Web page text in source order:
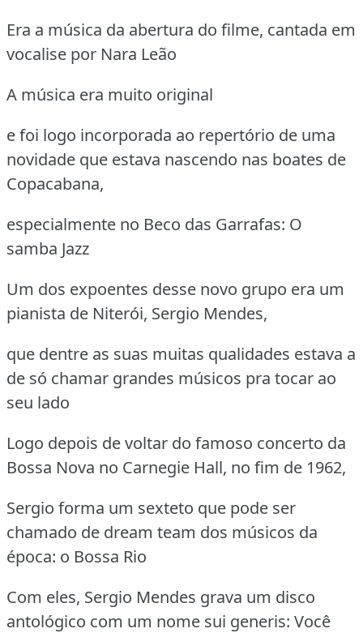
Era a música da abertura do filme, cantada em
vocalise por Nara Leão
A música era muito original
e foi logo incorporada ao repertório de uma
novidade que estava nascendo nas boates de
Copacabana,
especialmente no Beco das Garrafas: O
samba Jazz
Um dos expoentes desse novo grupo era um
pianista de Niterói, Sergio Mendes,
que dentre as suas muitas qualidades estava a
de só chamar grandes músicos pra tocar ao
seu lado
Logo depois de voltar do famoso concerto da
Bossa Nova no Carnegie Hall, no fim de 1962,
Sergio forma um sexteto que pode ser
chamado de dream team dos músicos da
época: o Bossa Rio
Com eles, Sergio Mendes grava um disco
antológico com um nome sui generis: Você